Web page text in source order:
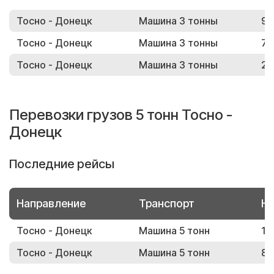
Тосно - Донецк Машина 3 тонны
Тосно - Донецк
Машина 3 тонны
Тосно - Донецк
Машина 3 тонны
Перевозки грузов 5 тонн Тосно -
Донецк
Последние рейсы
Направление Транспорт
Тосно - Донецк Машина 5 тонн
Тосно - Донецк
Машина 5 тонн